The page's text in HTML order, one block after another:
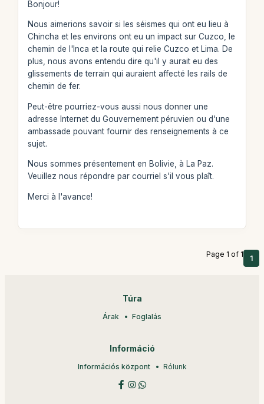
Bonjour!
Nous aimerions savoir si les séismes qui ont eu lieu à
Chincha et les environs ont eu un impact sur Cuzco, le
chemin de l'Inca et la route qui relie Cuzco et Lima. De
plus, nous avons entendu dire qu'il y aurait eu des
glissements de terrain qui auraient affecté les rails de
chemin de fer.
Peut-être pourriez-vous aussi nous donner une
adresse Internet du Gouvernement péruvien ou d'une
ambassade pouvant fournir des renseignements à ce
sujet.
Nous sommes présentement en Bolivie, à La Paz.
Veuillez nous répondre par courriel s'il vous plaît.
Merci à l'avance!
Page 1 of 1 1
Túra
Árak Foglalás
Információ
Információs központ Rólunk